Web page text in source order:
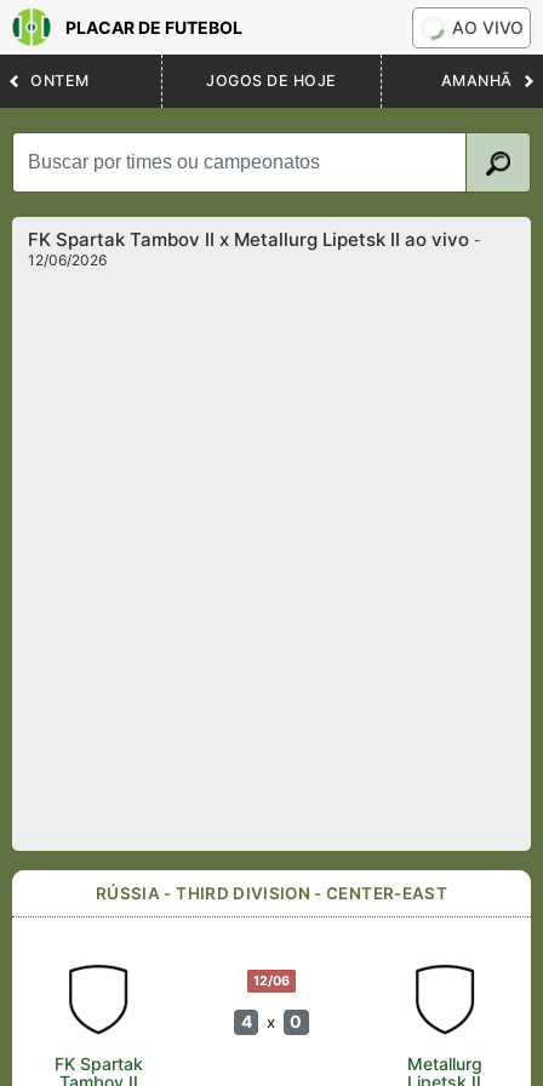
PLACAR DE FUTEBOL AO VIVO
ONTEM JOGOS DE HOJE AMANHÃ
FK Spartak Tambov II x Metallurg Lipetsk II ao vivo-
12/06/2026
RÚSSIA - THIRD DIVISION - CENTER-EAST
12/06
4 x 0
FK Spartak
Tambov II
Metallurg
Lipetsk II